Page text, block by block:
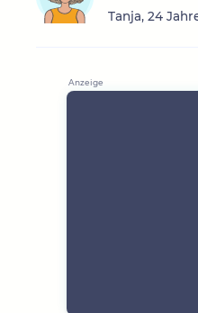
Tanja, 24